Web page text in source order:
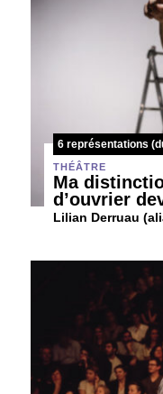
6 représentations
THÉÂTRE
Ma
d’ouvrier
Lilian Derruau